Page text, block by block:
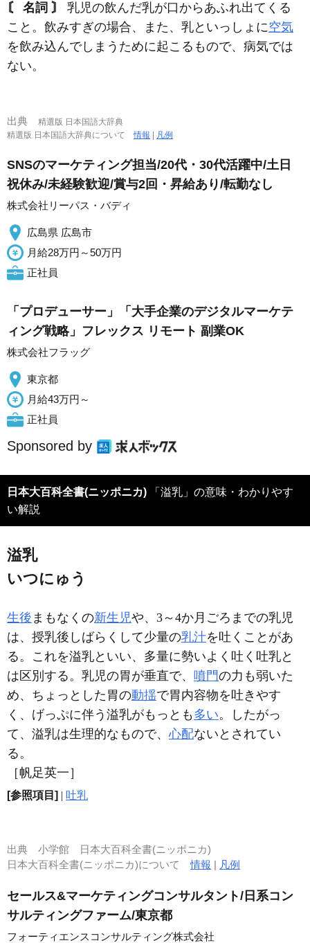
〘 名詞 〙
乳児の飲んだ乳が口からあふれ出てくる
こと。飲みすぎの場合、また、乳といっしょに空気
を飲み込んでしまうために起こるもので、病気では
ない。
出典
精選版 日本国語大辞典
精選版 日本国語大辞典について情報 凡例
SNSのマーケティング担当/20代・30代活躍中/土日
祝休み/未経験歓迎/賞与2回・昇給あり/転勤なし
株式会社リーパス・バディ
広島県 広島市
月給28万円～50万円
正社員
「プロデューサー」「大手企業のデジタルマーケテ
ィング戦略」フレックス リモート 副業OK
株式会社フラッグ
東京都
月給43万円～
正社員
Sponsored by
日本大百科全書(ニッポニカ)
い解説
溢乳
いつにゅう
生後 まもなくの新生児や、3～4か月ごろまでの乳児
は、授乳後しばらくして少量の乳汁を吐くことがあ
る。これを溢乳といい、多量に勢いよく吐く吐乳と
は区別する。乳児の胃が垂直で、 噴門の力も弱いた
め、ちょっとした胃の動揺で胃内容物を吐きやす
く、げっぷに伴う溢乳がもっとも 多い。したがっ
て、溢乳は生理的なもので、心配ないとされてい
る。
［帆足英一］
[参照項目] | 吐乳
出典 小学館 日本大百科全書(ニッポニカ)
日本大百科全書(ニッポニカ)について情報 | 凡例
セールス&マーケティングコンサルタント/日系コン
サルティングファーム/東京都
フォーティエンスコンサルティング株式会社